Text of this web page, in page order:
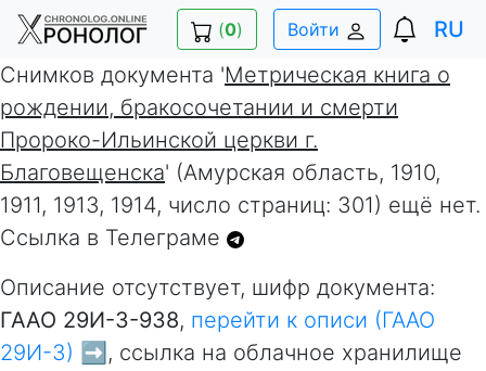
(0) Войти
RU
Снимков документа 'Метрическая книга о
рождении, бракосочетании и смерти
Пророко-Ильинской церкви г.
Благовещенска' (Амурская область, 1910,
1911, 1913, 1914, число страниц: 301) ещё нет.
Ссылка в Телеграме
Описание отсутствует, шифр документа:
ГААО 29И-3-938, перейти к описи (ГААО
29И-3) ➡️ , ссылка на облачное хранилище